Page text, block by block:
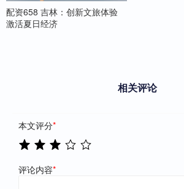
配资658 吉林：创新文旅体验
激活夏日经济
相关评论
本文评分*
评论内容*